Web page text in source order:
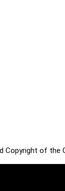
Copyright of the